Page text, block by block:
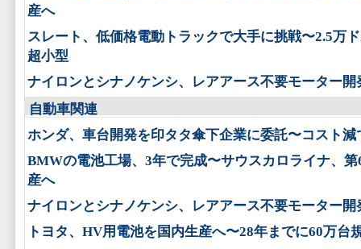
産へ
スレート、低価格電動トラックで大手に挑戦〜2.5万
超小型
ナイロンとシナノケンシ、レアアース不要モーター開
自動車関連
ホンダ、車台開発を印タタ傘下企業に委託〜コスト減
BMWの電池工場、3年で完成〜サウスカロライナ、第
産へ
ナイロンとシナノケンシ、レアアース不要モーター開
トヨタ、HV用電池を国内生産へ〜28年までに60万台